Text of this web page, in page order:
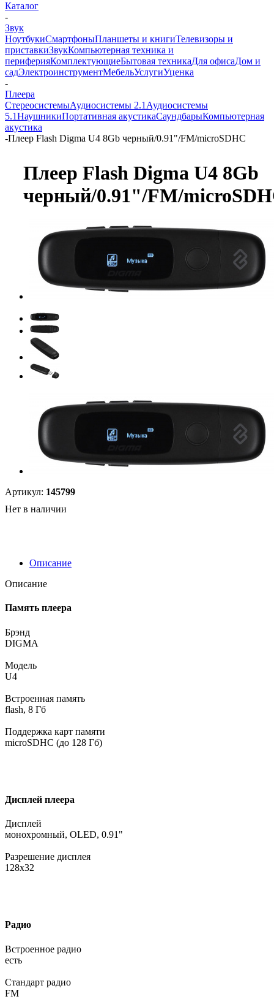
Каталог
-
Звук
НоутбукиСмартфоныПланшеты и книгиТелевизоры и
приставкиЗвукКомпьютерная техника и
периферияКомплектующиеБытовая техникаДля офисаДом и
садЭлектроинструментМебельУслугиУценка
-
Плеера
СтереосистемыАудиосистемы 2.1 Аудиосистемы
5.1НаушникиПортативная акустикаСаундбарыКомпьютерная
акустика
-Плеер Flash Digma U4 8Gb черный/0.91"/FM/microSDHC
Плеер Flash Digma U4 8Gb
черный/0.91"/FM/
Артикул: 145799
Нет в наличии
Описание
Описание
Память плеера
Брэнд
DIGMA
Модель
U4
Встроенная память
flash, 8 Гб
Поддержка карт памяти
microSDHC (до 128 Гб)
Дисплей плеера
Дисплей
монохромный, OLED, 0.91"
Разрешение дисплея
128х32
Радио
Встроенное радио
есть
Стандарт радио
FM